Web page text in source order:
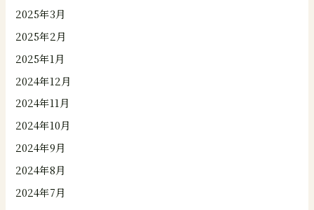
2025年3月
2025年2月
2025年1月
2024年12月
2024年11月
2024年10月
2024年9月
2024年8月
2024年7月